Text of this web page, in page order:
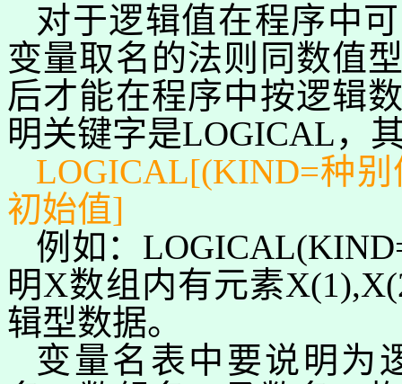
对于逻辑值在程序中
变量取名的法则同数值
后才能在程序中按逻辑
明关键字是LOGICAL，
LOGICAL[(KIND=种别
初始值]
例如：
明X数组内有元素
辑型数据。
变量名表中要说明为